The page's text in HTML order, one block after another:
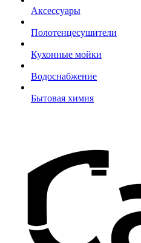
Аксессуары
Полотенцесушители
Кухонные мойки
Водоснабжение
Бытовая химия